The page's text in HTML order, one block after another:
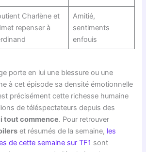
Charlène et
repenser à
Amitié,
sentiments
enfouis
porte en lui une blessure ou une
à cet épisode sa densité émotionnelle
précisément cette richesse humaine
de téléspectateurs depuis des
tout commence. Pour retrouver
et résumés de la semaine, les
de cette semaine sur TF1 sont